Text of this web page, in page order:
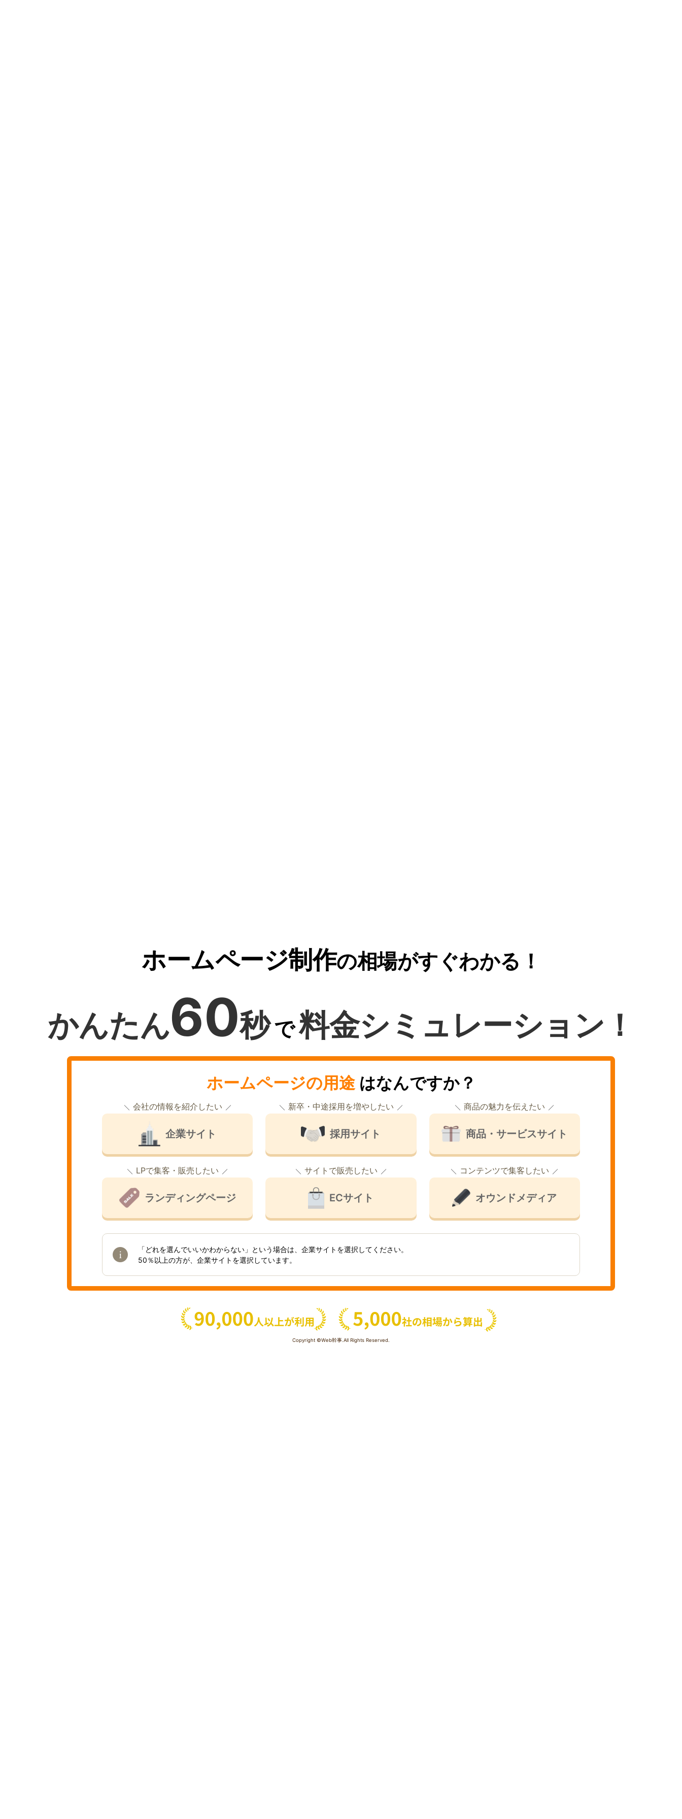
ホームページ制作の相場がすぐわかる！
かんたん60秒で料金シミュレーション！
ホームページの用途はなんですか？
会社の情報を紹介したい
企業サイト
新卒・中途採用を増やしたい
採用サイト
商品の魅力を伝えたい
商品・サービスサイト
LPで集客・販売したい
ランディングページ
サイトで販売したい
ECサイト
コンテンツで集客したい
オウンドメディア
「どれを選んでいいかわからない」という場合は、企業サイトを選択してください。
50％以上の方が、企業サイトを選択しています。
Copyright ©Web幹事.All Rights Reserved.